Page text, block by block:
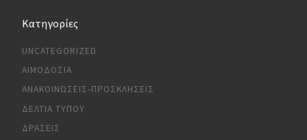
Kατηγορίες
UNCATEGORIZED
ΑΙΜΟΔΟΣΊΑ
ΑΝΑΚΟΙΝΏΣΕΙΣ-ΠΡΟΣΚΛΉΣΕΙΣ
ΔΕΛΤΊΑ ΤΎΠΟΥ
ΔΡΆΣΕΙΣ